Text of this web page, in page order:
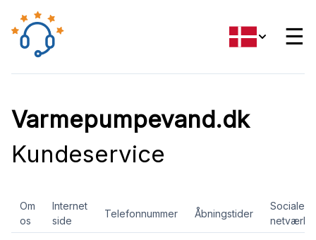
☰
Varmepumpevand.dk
Kundeservice
Om
os
Internet
side
Telefonnummer Åbningstider
Sociale
netværk